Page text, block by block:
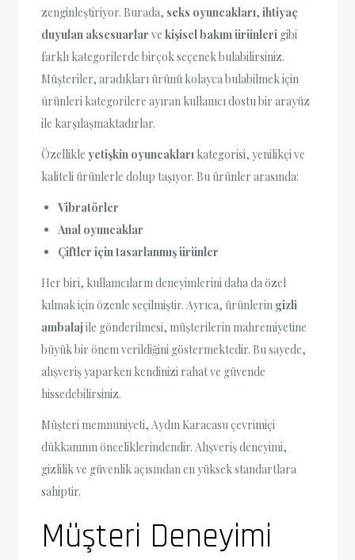
zenginleştiriyor. Burada, seks oyuncakları,ihtiyaç
duyulan aksesuarlar vekişisel bakım ürünleri gibi
farklı kategorilerde birçok seçenek bulabilirsiniz.
Müşteriler, aradıkları ürünü kolayca bulabilmek için
ürünleri kategorilere ayıran kullanıcı dostu bir arayüz
ile karşılaşmaktadırlar.
Özellikleyetişkin oyuncakları kategorisi, yenilikçi ve
kaliteli ürünlerle dolup taşıyor. Bu ürünler arasında:
Vibratörler
Anal oyuncaklar
Çiftler için tasarlanmış ürünler
Her biri, kullanıcıların deneyimlerini daha da özel
kılmak için özenle seçilmiştir. Ayrıca, ürünlerin gizli
ambalaj ile gönderilmesi, müşterilerin mahremiyetine
büyük bir önem verildiğini göstermektedir. Bu sayede,
alışveriş yaparken kendinizi rahat ve güvende
hissedebilirsiniz.
Müşteri memnuniyeti, Aydın Karacasu çevrimiçi
dükkanının önceliklerindendir. Alışveriş deneyimi,
gizlilik ve güvenlik açısından en yüksek standartlara
sahiptir.
Müşteri Deneyimi